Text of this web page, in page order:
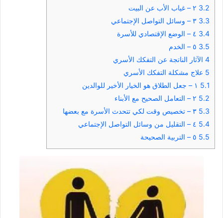
3.2
3.3
3.4
3.5
4 الآثار الناتجة عن التفكك الأسري
5 علاج مشكلة التفكك الأسري
5.1
5.2
5.3
5.4
5.5